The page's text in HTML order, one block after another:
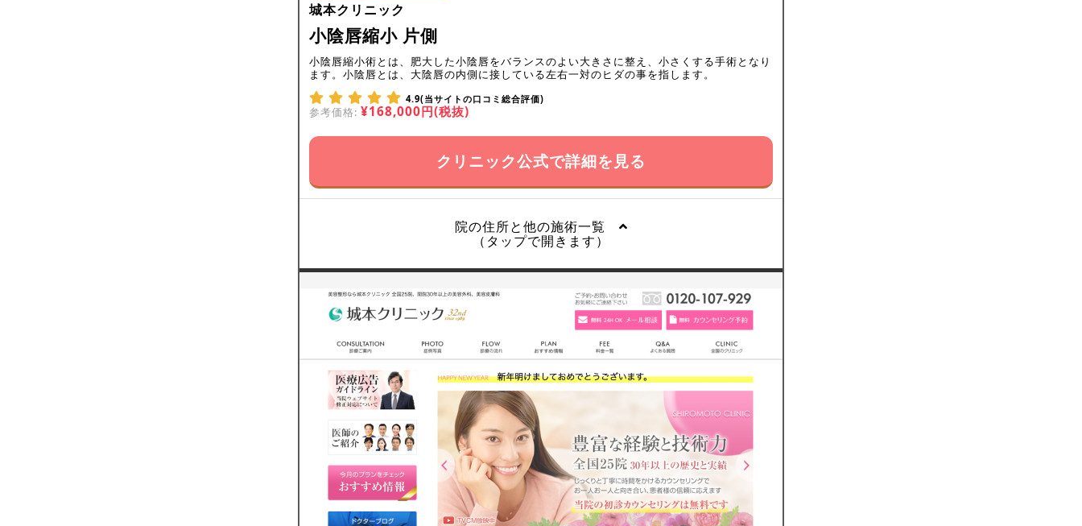
城本クリニック
小陰唇縮小 片側
小陰唇縮小術とは、肥大した小陰唇をバランスのよい大きさに整え、小さくする手術となり
ます。小陰唇とは、大陰唇の内側に接している左右一対のヒダの事を指します。
4.9(当サイトの口コミ総合評価)
参考価格: ¥168,000円(税抜)
クリニック公式で詳細を見る
院の住所と他の施術一覧
（タップで開きます）